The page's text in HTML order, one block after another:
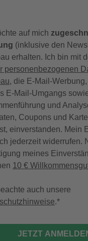
auf mich
(inklusive den
erhalten. Ich bin mit
personenbezogenen
, die E-Mail-
E-Mail-Umgangs
und
Coupons und
einverstanden. Mein
jederzeit widerrufen.
meines
10 €
auch unsere
.
JETZT